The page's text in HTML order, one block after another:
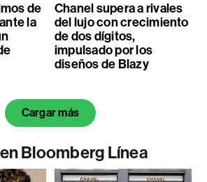
de
la
Chanel supera a rivales
del lujo con crecimiento
de dos dígitos,
impulsado por los
diseños de Blazy
Cargar más
Bloomberg Línea